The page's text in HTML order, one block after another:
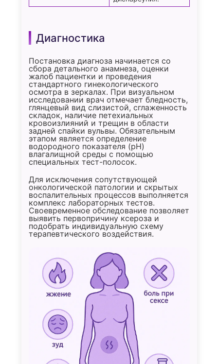
Диагностика
Постановка диагноза начинается со
сбора детального анамнеза, оценки
жалоб пациентки и проведения
стандартного гинекологического
осмотра в зеркалах. При визуальном
исследовании врач отмечает бледность,
глянцевый вид слизистой, сглаженность
складок, наличие петехиальных
кровоизлияний и трещин в области
задней спайки вульвы. Обязательным
этапом является определение
водородного показателя (pH)
влагалищной среды с помощью
специальных тест-полосок.
Для исключения сопутствующей
онкологической патологии и скрытых
воспалительных процессов выполняется
комплекс лабораторных тестов.
Своевременное обследование позволяет
выявить первопричину ксероза и
подобрать индивидуальную схему
терапевтического воздействия.